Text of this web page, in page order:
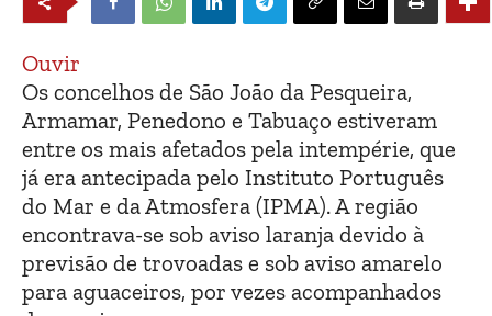
Ouvir
Os concelhos de São João da Pesqueira,
Armamar, Penedono e Tabuaço estiveram
entre os mais afetados pela intempérie, que
já era antecipada pelo Instituto Português
do Mar e da Atmosfera (IPMA). A região
encontrava-se sob aviso laranja devido à
previsão de trovoadas e sob aviso amarelo
para aguaceiros, por vezes acompanhados